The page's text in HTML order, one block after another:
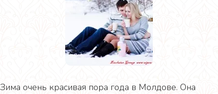
Зима очень красивая пора года в Молдове. Она